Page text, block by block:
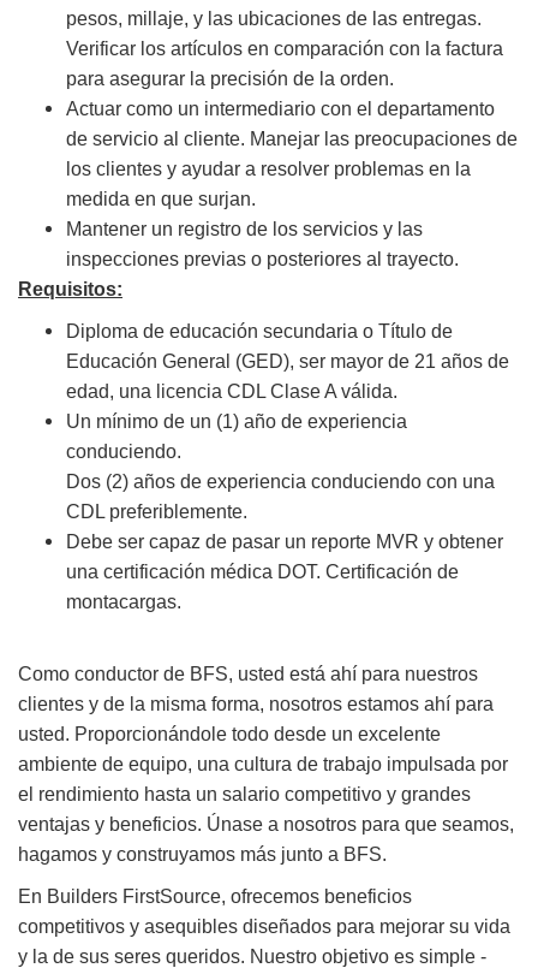
pesos, millaje, y las ubicaciones de las entregas.
Verificar los artículos en comparación con la factura
para asegurar la precisión de la orden.
Actuar como un intermediario con el departamento
de servicio al cliente. Manejar las preocupaciones de
los clientes y ayudar a resolver problemas en la
medida en que surjan.
Mantener un registro de los servicios y las
inspecciones previas o posteriores al trayecto.
Requisitos:
Diploma de educación secundaria o Título de
Educación General (GED), ser mayor de 21 años de
edad, una licencia CDL Clase A válida.
Un mínimo de un (1) año de experiencia
conduciendo.
Dos (2) años de experiencia conduciendo con una
CDL preferiblemente.
Debe ser capaz de pasar un reporte MVR y obtener
una certificación médica DOT. Certificación de
montacargas.
Como conductor de BFS, usted está ahí para nuestros
clientes y de la misma forma, nosotros estamos ahí para
usted. Proporcionándole todo desde un excelente
ambiente de equipo, una cultura de trabajo impulsada por
el rendimiento hasta un salario competitivo y grandes
ventajas y beneficios. Únase a nosotros para que seamos,
hagamos y construyamos más junto a BFS.
En Builders FirstSource, ofrecemos beneficios
competitivos y asequibles diseñados para mejorar su vida
y la de sus seres queridos. Nuestro objetivo es simple -